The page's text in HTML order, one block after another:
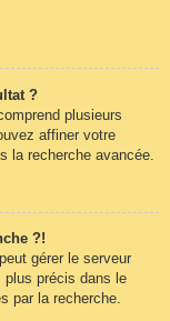
?
plusieurs
affiner votre
la recherche avancée.
?!
gérer le serveur
plus précis dans le
par la recherche.